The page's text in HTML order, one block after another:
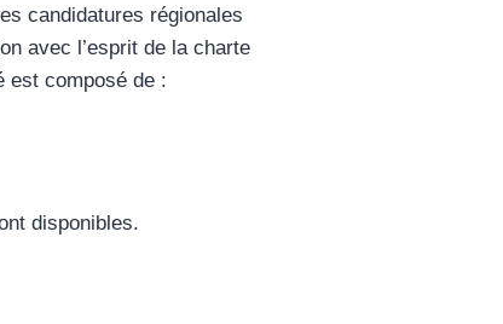
candidatures régionales
avec l’esprit de la charte
est composé de :
disponibles.